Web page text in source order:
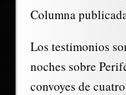
Columna
Los testimonios
noches sobre
convoyes de